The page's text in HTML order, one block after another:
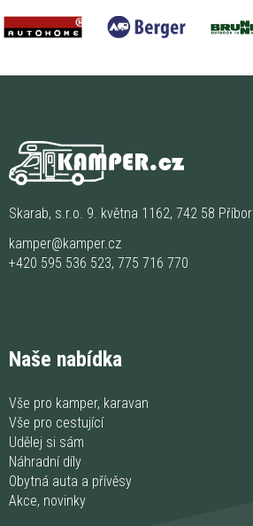
Skarab, s.r.o. 9. května 1162, 742 58 Příbor
kamper@kamper.cz
+420 595 536 523, 775 716 770
Naše nabídka
Vše pro kamper, karavan
Vše pro cestující
Udělej si sám
Náhradní díly
Obytná auta a přívěsy
Akce, novinky